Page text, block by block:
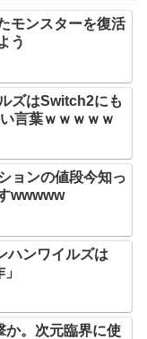
モンスターを復活
う
ズはSwitch2にも
言葉ｗｗｗｗｗ
ョンの値段今知っ
wwwww
ハンワイルズは
か。次元臨界に使